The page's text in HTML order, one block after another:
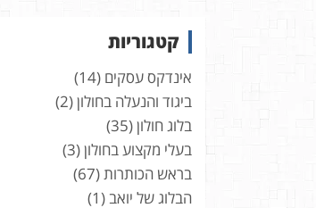
קטגוריות
אינדקס עסקים (14)
ביגוד והנעלה בחולון(2)
בלוג חולון(35)
בעלי מקצוע בחולון(3)
בראש הכותרות (67)
הבלוג של יואב (1)